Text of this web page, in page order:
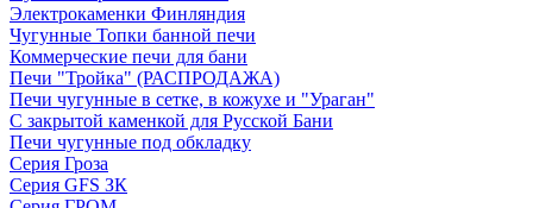
Электрокаменки Финляндия
Чугунные Топки банной печи
Коммерческие печи для бани
Печи "Тройка" (РАСПРОДАЖА)
Печи чугунные в сетке, в кожухе и "Ураган"
С закрытой каменкой для Русской Бани
Печи чугунные под обкладку
Серия Гроза
Серия GFS ЗК